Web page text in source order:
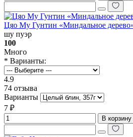
Цяо Му Гунтин «Миндальное
шу пуэр
100
Много
* Варианты:
4.9
74 отзыва
Варианты
7 ₽
В корзину